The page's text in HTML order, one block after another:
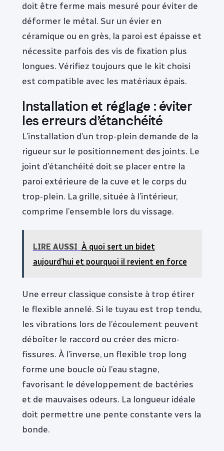
doit être ferme mais mesuré pour éviter de
déformer le métal. Sur un évier en
céramique ou en grès, la paroi est épaisse et
nécessite parfois des vis de fixation plus
longues. Vérifiez toujours que le kit choisi
est compatible avec les matériaux épais.
Installation et réglage : éviter
les erreurs d’étanchéité
L’installation d’un trop-plein demande de la
rigueur sur le positionnement des joints. Le
joint d’étanchéité doit se placer entre la
paroi extérieure de la cuve et le corps du
trop-plein. La grille, située à l’intérieur,
comprime l’ensemble lors du vissage.
LIRE AUSSI À quoi sert un bidet
aujourd’hui et pourquoi il revient en force
Une erreur classique consiste à trop étirer
le flexible annelé. Si le tuyau est trop tendu,
les vibrations lors de l’écoulement peuvent
déboîter le raccord ou créer des micro-
fissures. À l’inverse, un flexible trop long
forme une boucle où l’eau stagne,
favorisant le développement de bactéries
et de mauvaises odeurs. La longueur idéale
doit permettre une pente constante vers la
bonde.